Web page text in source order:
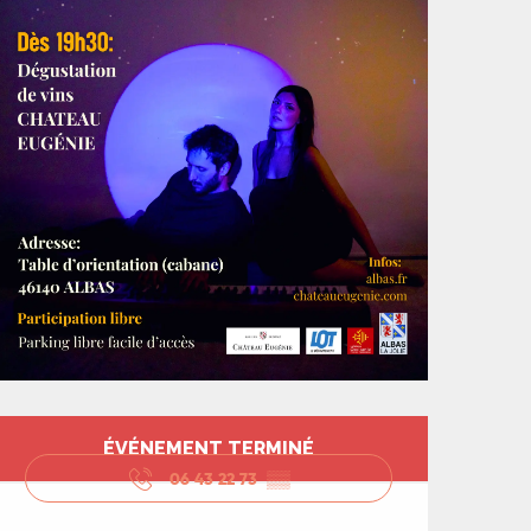
et
ÉVÉNEMENT TERMINÉ
06 43 22 73▒▒